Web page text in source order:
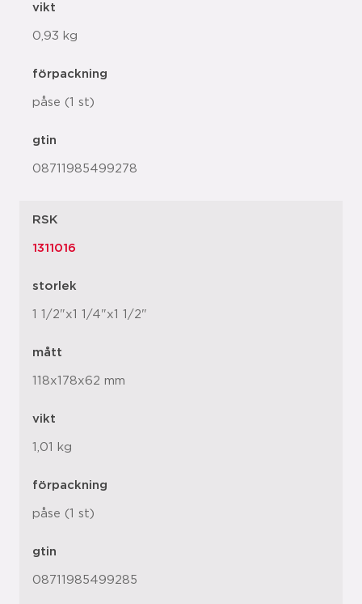
vikt
0,93 kg
förpackning
påse (1 st)
gtin
08711985499278
RSK
1311016
storlek
1 1/2"x1 1/4"x1 1/2"
mått
118x178x62 mm
vikt
1,01 kg
förpackning
påse (1 st)
gtin
08711985499285